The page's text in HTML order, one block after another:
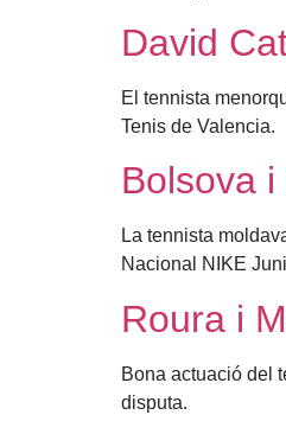
David
El tennista
Tenis de Valencia.
Bolsova
La tennista
Nacional NIKE
Roura i
Bona actuació del
disputa.